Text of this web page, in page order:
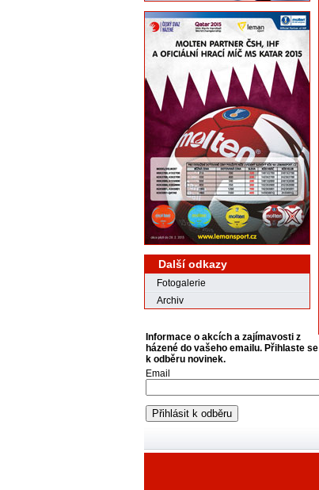
Další odkazy
Fotogalerie
Archiv
Informace o akcích a zajímavosti z
házené do vašeho emailu. Přihlaste se
k odběru novinek.
Email